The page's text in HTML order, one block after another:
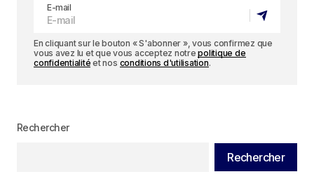
E-mail
En cliquant sur le bouton « S'abonner », vous confirmez que
vous avez lu et que vous acceptez notrepolitique de
confidentialité et nos conditions d'utilisation.
Rechercher
Rechercher